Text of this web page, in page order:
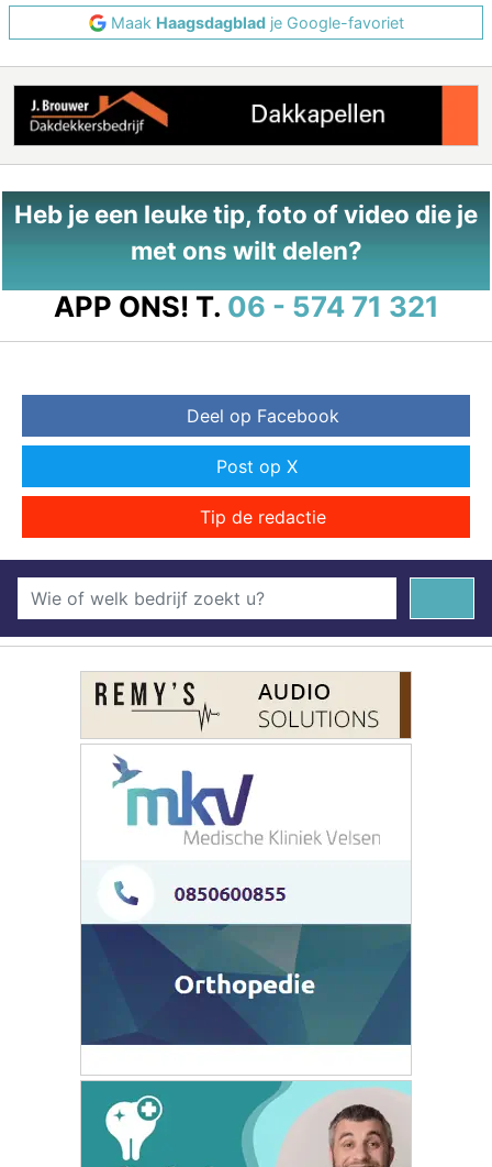
Maak Haagsdagbladje Google-favoriet
Heb je een leuke tip, foto of video die je
met ons wilt delen?
APP ONS! T. 06 - 574 71 321
Deel op Facebook
Post op X
Tip de redactie